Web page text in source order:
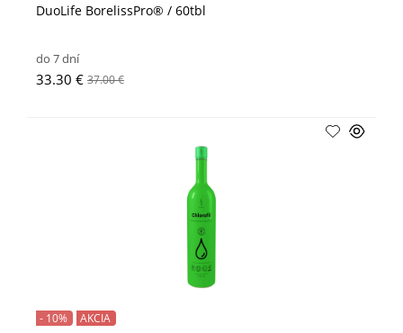
DuoLife BorelissPro® / 60tbl
do 7 dní
33.30 € 37.00 €
- 10% AKCIA